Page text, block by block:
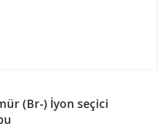
(Br-) İyon seçici